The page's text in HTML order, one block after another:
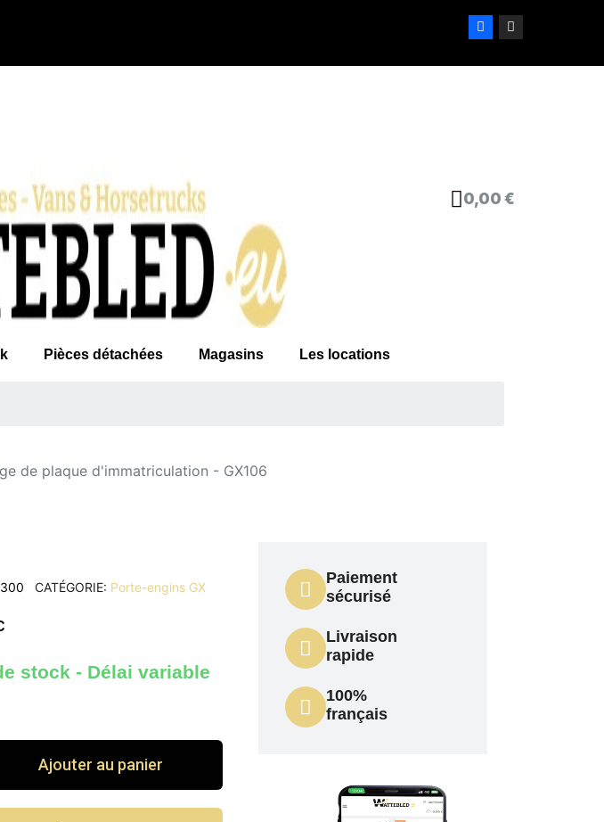
0,00 €
Pièces détachées Magasins Les locations
de plaque d'immatriculation - GX106
CATÉGORIE Porte-engins GX
stock - Délai variable
Ajouter au panier
Paiement
sécurisé
Livraison
rapide
100%
français